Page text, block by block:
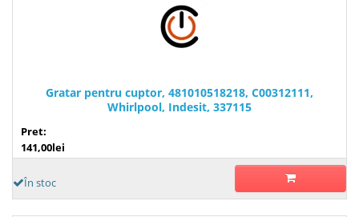
Gratar pentru cuptor, 481010518218, C00312111,
Whirlpool, Indesit, 337115
Pret:
141,00lei
În stoc